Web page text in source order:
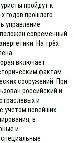
пройдут к
годов прошлого
управление
современный
На трёх
включает
фактам
сооружений. При
российский и
и
учетом новейших
в
и